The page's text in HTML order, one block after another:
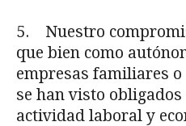
5. Nuestro
que bien como
empresas familiares
se han visto
actividad laboral y